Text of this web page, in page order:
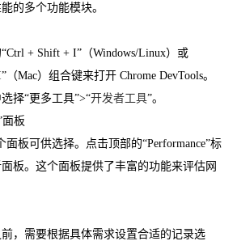
的多个功能模块。
+ Shift + I”（Windows/Linux）或
（Mac）组合键来打开 Chrome DevTools。
择“更多工具”>“开发者工具”。
面板
面板可供选择。点击顶部的“Performance”标
板。这个面板提供了丰富的功能来评估网
，需要根据具体需求设置合适的记录选